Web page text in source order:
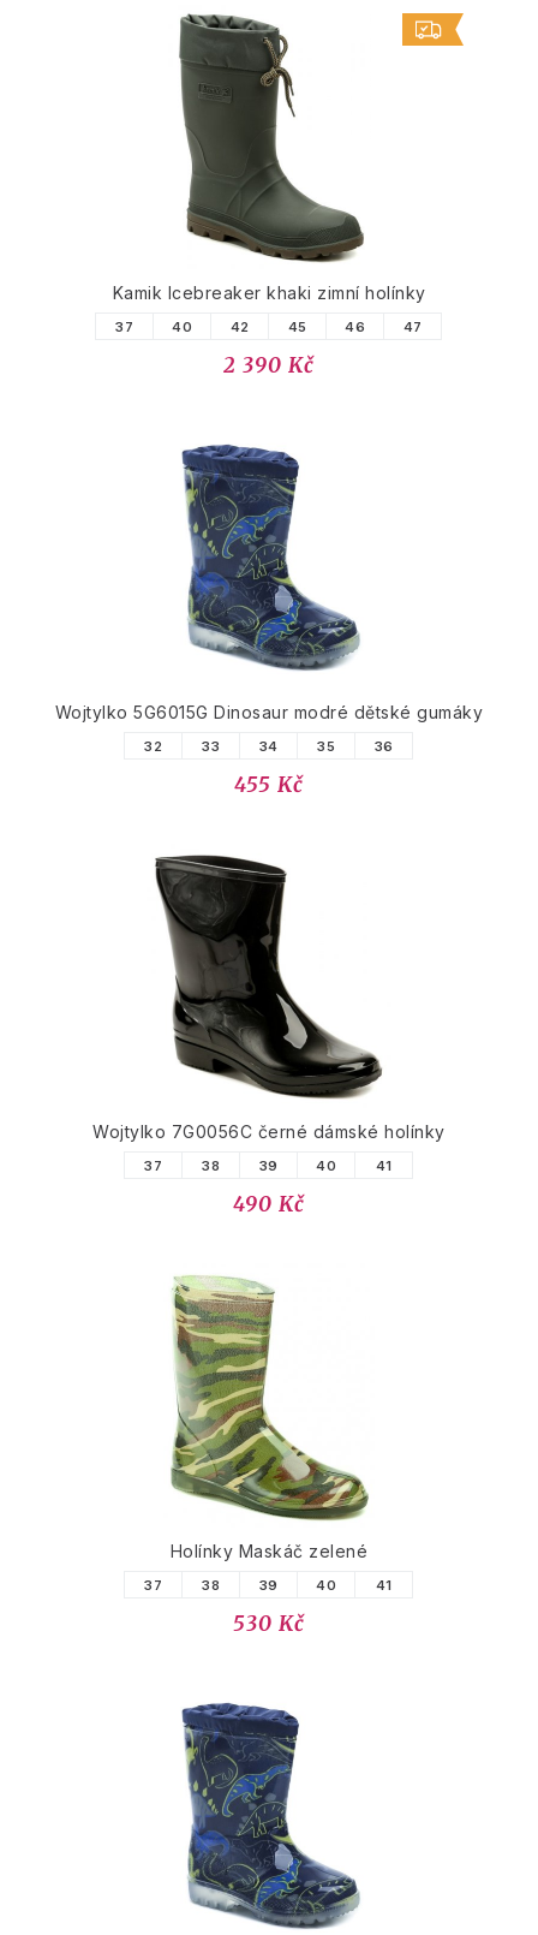
Kamik Icebreaker khaki zimní holínky
37 40 42 45 46 47
2 390 Kč
Wojtylko 5G6015G Dinosaur modré dětské gumáky
32 33 34 35 36
455 Kč
Wojtylko 7G0056C černé dámské holínky
37 38 39 40 41
490 Kč
Holínky Maskáč zelené
37 38 39 40 41
530 Kč